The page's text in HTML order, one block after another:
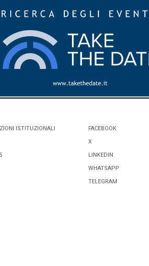
ISTITUZIONALI
FACEBOOK
X
LINKEDIN
WHATSAPP
TELEGRAM